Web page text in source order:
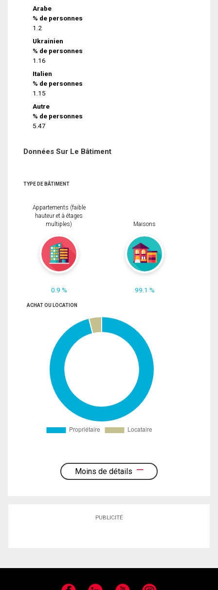
Arabe
% de personnes
1.2
Ukrainien
% de personnes
1.16
Italien
% de personnes
1.15
Autre
% de personnes
5.47
Données Sur Le Bâtiment
TYPE DE BÂTIMENT
Appartements (faible
hauteur et à étages
multiples)
0.9 %
Maisons
99.1 %
ACHAT OU LOCATION
Moins de détails
PUBLICITÉ